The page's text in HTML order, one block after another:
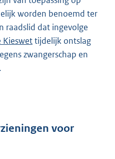
worden benoemd ter
raadslid dat ingevolge
Kieswettijdelijk ontslag
zwangerschap en
voor